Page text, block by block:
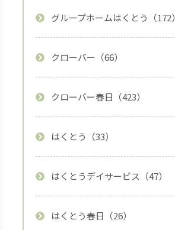
グループホームはくとう（172）
クローバー（66）
クローバー春日（423）
はくとう（33）
はくとうデイサービス（47）
はくとう春日（26）